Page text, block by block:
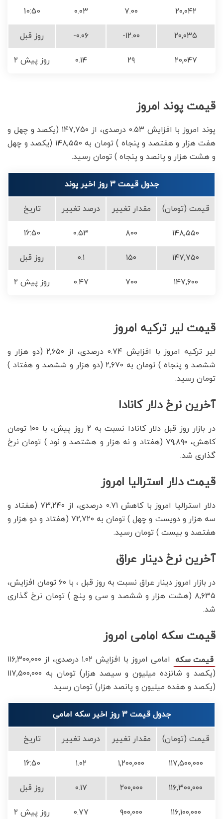
۲۰,۰۴۲ ۷.۰۰ ۰.۰۳ 10:50
۲۰,۰۳۵ -۱۲.۰۰ -۰.۰۶ روز قبل
۲۰,۰۴۷ ۲۹ ۰.۱۴ ۲ روز پیش
قیمت پوند امروز
پوند امروز با افزایش ۰.۵۳ درصدی، از ۱۴۷,۷۵۰ (یکصد و چهل و
هفت هزار و هفتصد و پنجاه ) تومان به ۱۴۸,۵۵۰ (یکصد و چهل
و هشت هزار و پانصد و پنجاه ) تومان رسید.
جدول قیمت 3 روز اخیر پوند
قیمت (تومان) مقدار تغییر درصد تغییر تاریخ
۱۴۸,۵۵۰ ۸۰۰ ۰.۵۳ 16:50
۱۴۷,۷۵۰ ۱۵۰ ۰.۱ روز قبل
۱۴۷,۶۰۰ ۷۰۰ ۰.۴۷ ۲ روز پیش
قیمت لیر ترکیه امروز
لیر ترکیه امروز با افزایش ۰.۷۴ درصدی، از ۲,۶۵۰ (دو هزار و
ششصد و پنجاه ) تومان به ۲,۶۷۰ (دو هزار و ششصد و هفتاد )
تومان رسید.
آخرین نرخ دلار کانادا
در بازار روز قبل دلار کانادا نسبت به ۲ روز پیش، با ۱۰۰ تومان
کاهش، ۷۹,۸۹۰ (هفتاد و نه هزار و هشتصد و نود ) تومان نرخ
گذاری شد.
قیمت دلار استرالیا امروز
دلار استرالیا امروز با کاهش ۰.۷۱ درصدی، از ۷۳,۲۴۰ (هفتاد و
سه هزار و دویست و چهل ) تومان به ۷۲,۷۲۰ (هفتاد و دو هزار و
هفتصد و بیست ) تومان رسید.
آخرین نرخ دینار عراق
در بازار امروز دینار عراق نسبت به روز قبل ، با ۶۰ تومان افزایش،
۸,۶۳۵ (هشت هزار و ششصد و سی و پنج ) تومان نرخ گذاری
شد.
قیمت سکه امامی امروز
قیمت سکه
امامی امروز با افزایش ۱.۰۲ درصدی، از ۱۱۶,۳۰۰,۰۰۰
(یکصد و شانزده میلیون و سیصد هزار) تومان به ۱۱۷,۵۰۰,۰۰۰
(یکصد و هفده میلیون و پانصد هزار) تومان رسید.
جدول قیمت 3 روز اخیر سکه امامی
قیمت (تومان) مقدار تغییر درصد تغییر تاریخ
۱۱۷,۵۰۰,۰۰۰ ۱,۲۰۰,۰۰۰ ۱.۰۲ 16:50
۱۱۶,۳۰۰,۰۰۰ ۲۰۰,۰۰۰ ۰.۱۷ روز قبل
۱۱۶,۱۰۰,۰۰۰ ۹۰۰,۰۰۰ ۰.۷۷ ۲ روز پیش